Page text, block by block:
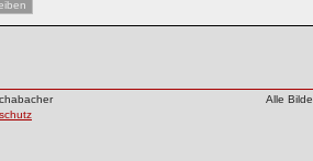
Alle